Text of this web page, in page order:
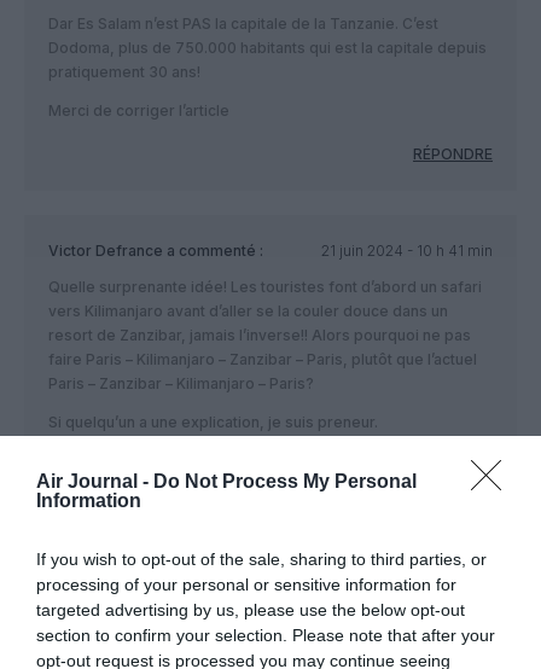
Air Journal - Do Not Process My Personal
Information
If you wish to opt-out of the sale, sharing to third parties, or
processing of your personal or sensitive information for
targeted advertising by us, please use the below opt-out
section to confirm your selection. Please note that after your
opt-out request is processed you may continue seeing
Dar Es Salam n’est PAS la capitale de la Tanzanie. C’est
Dodoma, plus de 750.000 habitants qui est la capitale depuis
pratiquement 30 ans!
Merci de corriger l’article
RÉPONDRE
Victor Defrance a commenté :
21 juin 2024 - 10 h 41 min
Quelle surprenante idée! Les touristes font d’abord un safari
vers Kilimanjaro avant d’aller se la couler douce dans un
resort de Zanzibar, jamais l’inverse!! Alors pourquoi ne pas
faire Paris – Kilimanjaro – Zanzibar – Paris, plutôt que l’actuel
Paris – Zanzibar – Kilimanjaro – Paris?
Si quelqu’un a une explication, je suis preneur.
RÉPONDRE
Juan Trippea commenté :
21 juin 2024 - 10 h 53 min
Une rotation CDG-JRO-ZNZ-CDG serait plus logique, cad un
safari avant un séjour balnéaire. Je suppose que la piste à
ZNZ n’est pas assez longue pour un vol sans escale vers